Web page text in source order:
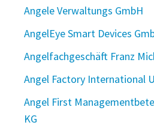
Angele Verwaltungs GmbH
AngelEye Smart Devices
Angelfachgeschäft Franz
Angel Factory International
Angel First
KG